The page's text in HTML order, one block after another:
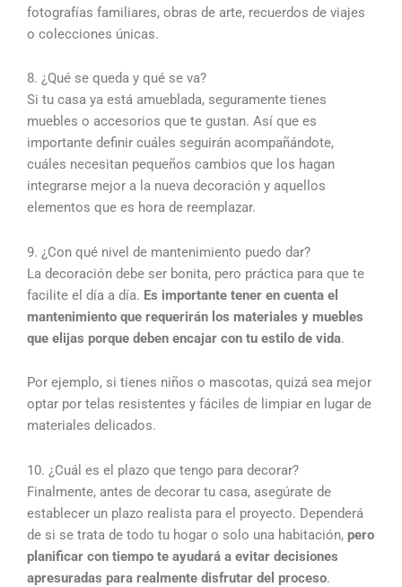
fotografías familiares, obras de arte, recuerdos de viajes
o colecciones únicas.
8. ¿Qué se queda y qué se va?
Si tu casa ya está amueblada, seguramente tienes
muebles o accesorios que te gustan. Así que es
importante definir cuáles seguirán acompañándote,
cuáles necesitan pequeños cambios que los hagan
integrarse mejor a la nueva decoración y aquellos
elementos que es hora de reemplazar.
9. ¿Con qué nivel de mantenimiento puedo dar?
La decoración debe ser bonita, pero práctica para que te
facilite el día a día. Es importante tener en cuenta el
mantenimiento que requerirán los materiales y muebles
que elijas porque deben encajar con tu estilo de vida.
Por ejemplo, si tienes niños o mascotas, quizá sea mejor
optar por telas resistentes y fáciles de limpiar en lugar de
materiales delicados.
10. ¿Cuál es el plazo que tengo para decorar?
Finalmente, antes de decorar tu casa, asegúrate de
establecer un plazo realista para el proyecto. Dependerá
de si se trata de todo tu hogar o solo una habitación, pero
planificar con tiempo te ayudará a evitar decisiones
apresuradas para realmente disfrutar del proceso.